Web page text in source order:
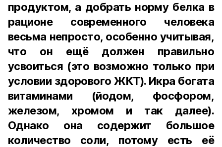
продуктом, а добрать норму белка в
рационе современного человека
весьма непросто, особенно учитывая,
что он ещё должен правильно
усвоиться (это возможно только при
условии здорового ЖКТ). Икра богата
витаминами (йодом, фосфором,
железом, хромом и так далее).
Однако она содержит большое
количество соли, потому есть её